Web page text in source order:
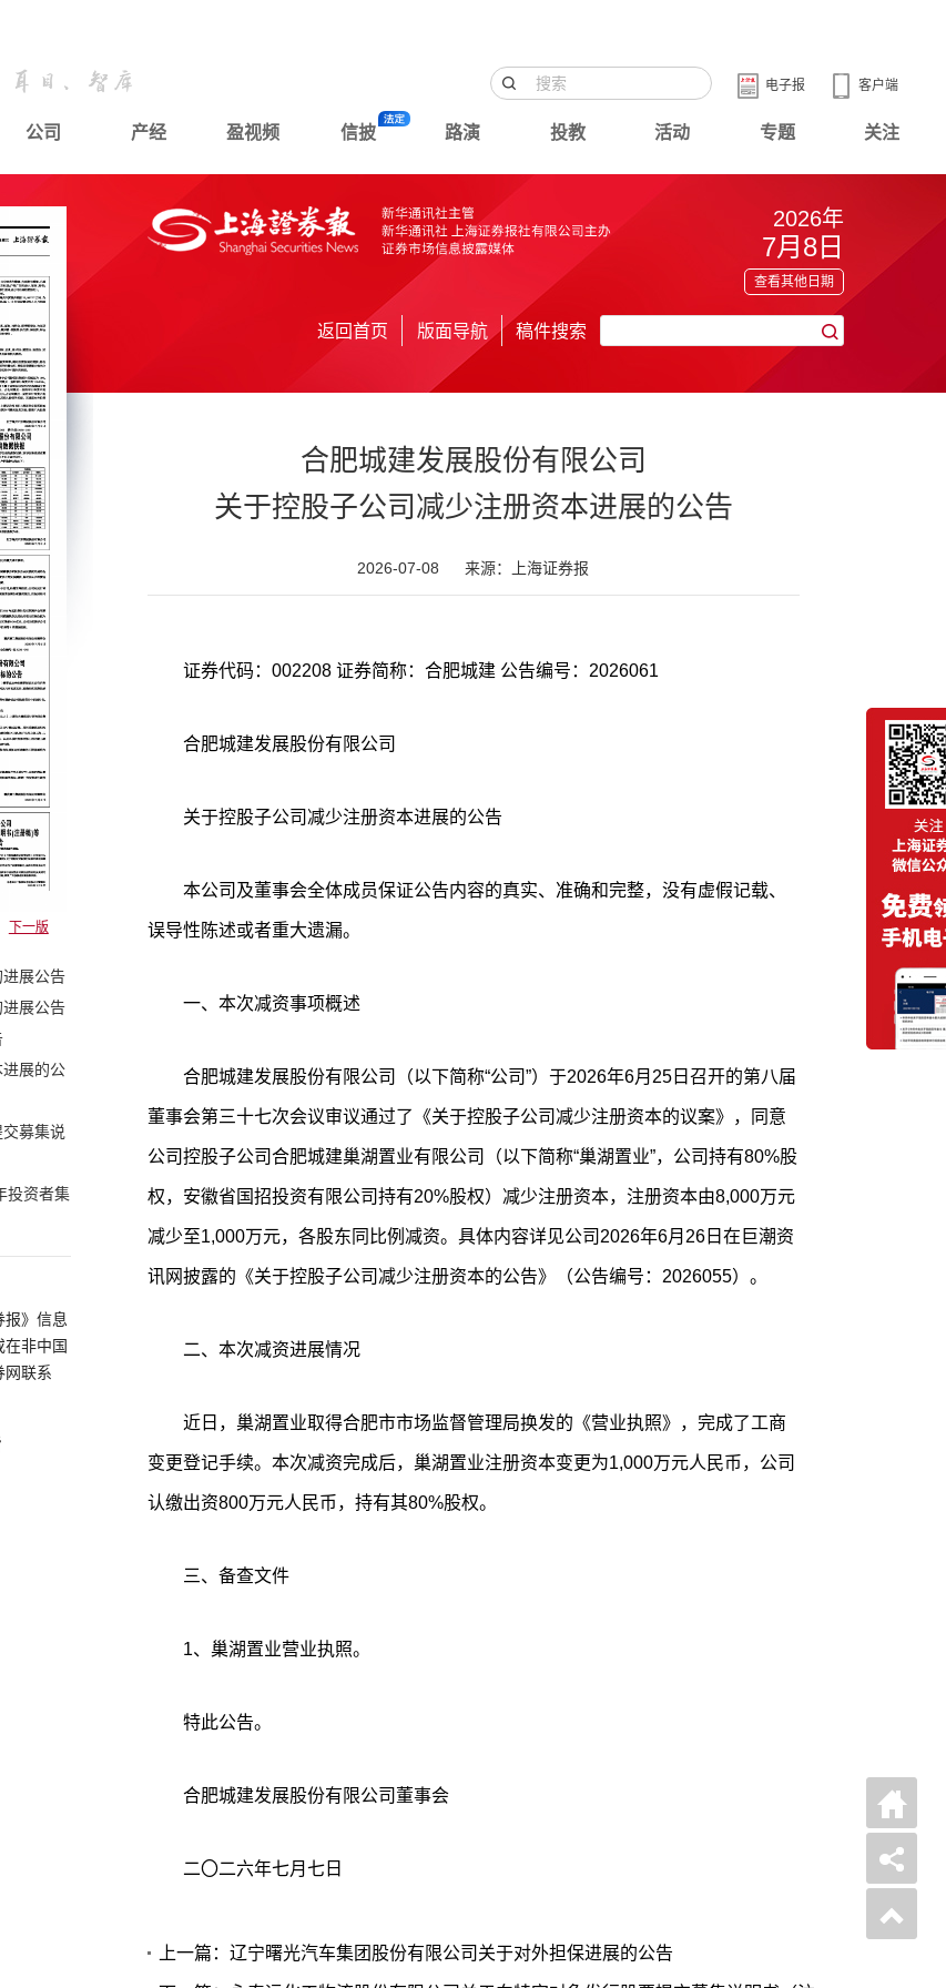
客户端
电子报
公司 产经 盈视频 信披 路演 投教 活动 专题 关注
下一版
展公告
展公告
展的公
募集说
投资者集
报》信息
非中国
网联系
2026年
7月8日
查看其他日期
返回首页 版面导航 稿件搜索
合肥城建发展股份有限公司
关于控股子公司减少注册资本进展的公告
2026-07-08 来源：上海证券报
证券代码：002208 证券简称：合肥城建 公告编号：2026061
合肥城建发展股份有限公司
关于控股子公司减少注册资本进展的公告
本公司及董事会全体成员保证公告内容的真实、准确和完整，没有虚假记载、
误导性陈述或者重大遗漏。
一、本次减资事项概述
合肥城建发展股份有限公司（以下简称“公司”）于2026年6月25日召开的第八届
董事会第三十七次会议审议通过了《关于控股子公司减少注册资本的议案》，同意
公司控股子公司合肥城建巢湖置业有限公司（以下简称“巢湖置业”，公司持有80%股
权，安徽省国招投资有限公司持有20%股权）减少注册资本，注册资本由8,000万元
减少至1,000万元，各股东同比例减资。具体内容详见公司2026年6月26日在巨潮资
讯网披露的《关于控股子公司减少注册资本的公告》（公告编号：2026055）。
二、本次减资进展情况
近日，巢湖置业取得合肥市市场监督管理局换发的《营业执照》，完成了工商
变更登记手续。本次减资完成后，巢湖置业注册资本变更为1,000万元人民币，公司
认缴出资800万元人民币，持有其80%股权。
三、备查文件
1、巢湖置业营业执照。
特此公告。
合肥城建发展股份有限公司董事会
二〇二六年七月七日
上一篇：辽宁曙光汽车集团股份有限公司关于对外担保进展的公告